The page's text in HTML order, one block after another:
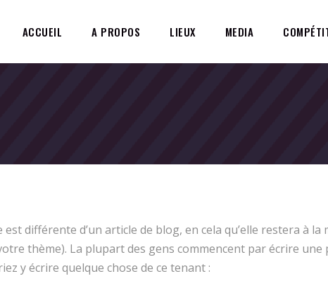
ACCUEIL A PROPOS LIEUX MEDIA
est différente d’un article de blog, en cela qu’elle restera à
thème). La plupart des gens commencent par écrire
y écrire quelque chose de ce tenant :